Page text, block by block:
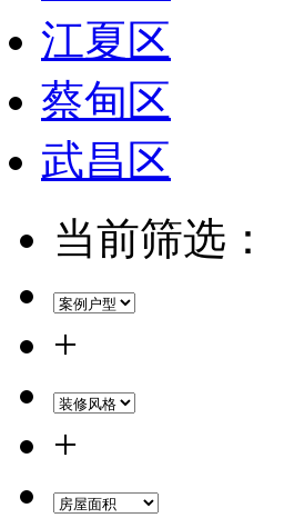
江夏区
蔡甸区
武昌区
当前筛选：
+
+